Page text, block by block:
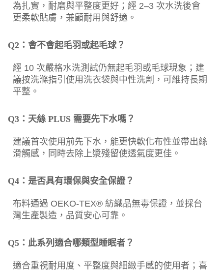
為扎實，耐磨與平整度更好；經 2–3 次水洗後會
更柔軟貼膚，兼顧耐用與舒適。
Q2：會不會起毛羽或起毛球？
經 10 次嚴格水洗測試仍無起毛羽或毛球現象；建
議按洗滌指引使用洗衣袋與中性洗劑，可維持長期
平整。
Q3：天絲 PLUS 需要先下水嗎？
建議首次使用前先下水，能更快軟化布性並帶出絲
滑觸感，同時去除上漿殘留使透氣度更佳。
Q4：是否具有環保與安全保證？
布料通過 OEKO-TEX® 紡織品無毒保證，並採台
灣生產製造，品質安心可靠。
Q5：此系列適合哪類型睡眠者？
適合重視耐用度、平整度與細緻手感的使用者；喜